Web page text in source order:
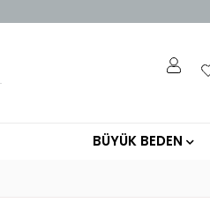
BÜYÜK BEDEN